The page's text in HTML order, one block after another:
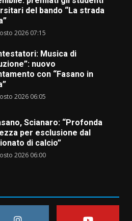
del bando “La strada
2026 07:15
Musica di
nuovo
con “Fasano in
2026 06:05
Scianaro: “Profonda
per esclusione dal
di calcio”
2026 06:00
ferito a colpi di arma